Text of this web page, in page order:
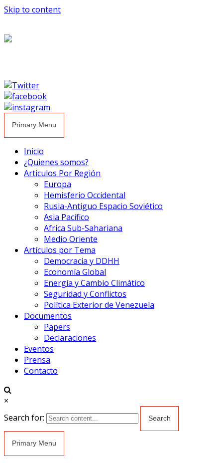
Skip to content
Primary Menu
Inicio
¿Quienes somos?
Articulos Por Región
Europa
Hemisferio Occidental
Rusia-Antiguo Espacio Soviético
Asia Pacífico
Africa Sub-Sahariana
Medio Oriente
Artículos por Tema
Democracia y DDHH
Economía Global
Energía y Cambio Climático
Seguridad y Conflictos
Política Exterior de Venezuela
Documentos
Papers
Declaraciones
Eventos
Prensa
Contacto
×
Search for:
Primary Menu